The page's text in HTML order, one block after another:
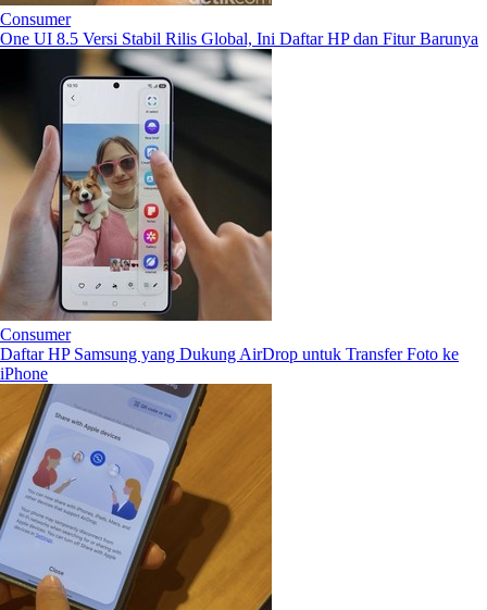
Consumer
One UI 8.5 Versi Stabil Rilis Global, Ini Daftar HP dan Fitur Barunya
Consumer
Daftar HP Samsung yang Dukung AirDrop untuk Transfer Foto ke
iPhone